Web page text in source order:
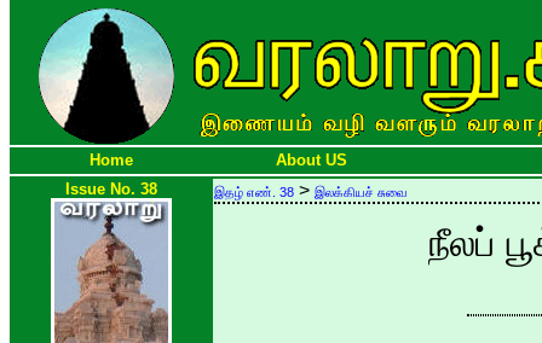
Home
About US
Issue No. 38
இதழ் எண். 38 > இலக்கியச் சுவை
நீலப்